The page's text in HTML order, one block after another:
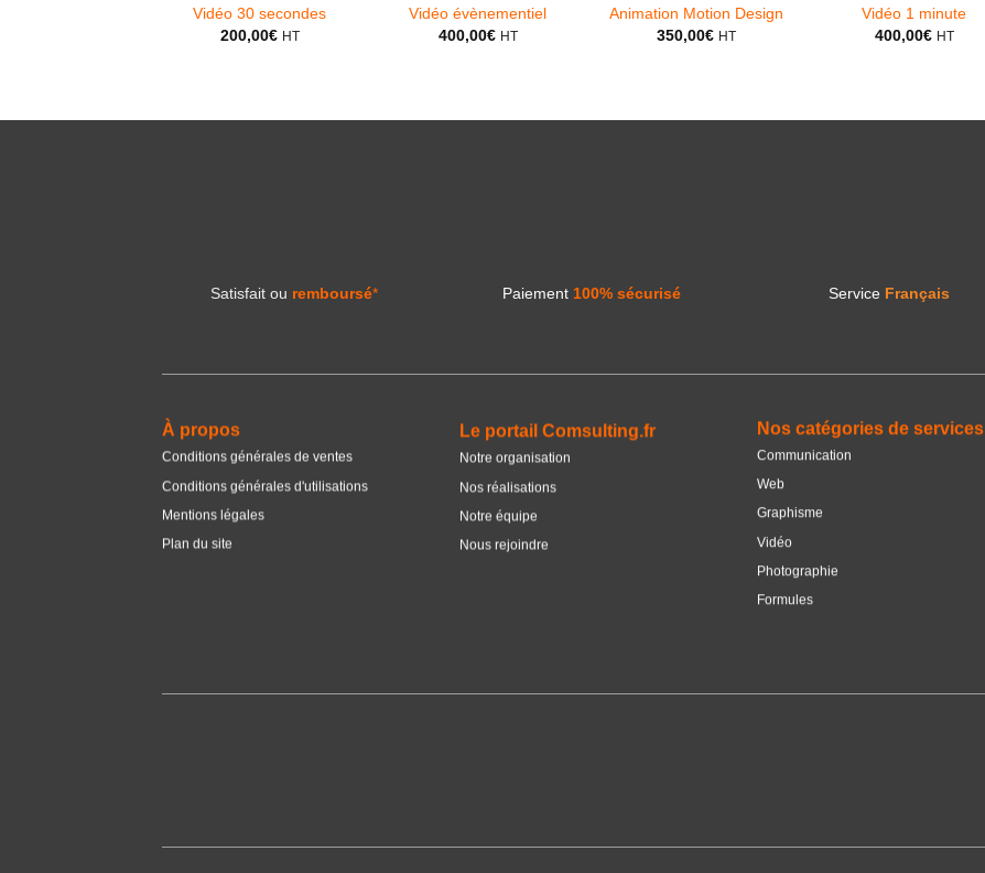
Vidéo 30 secondes
200,00€ HT
Vidéo évènementiel
400,00€ HT
Animation Motion Design
350,00€ HT
Vidéo 1 minute
400,00€ HT
Satisfait ou remboursé* Paiement 100% sécurisé Service Français
À propos
Conditions générales de ventes
Conditions générales d'utilisations
Mentions légales
Plan du site
Le portail Comsulting.fr
Notre organisation
Nos réalisations
Notre équipe
Nous rejoindre
Nos catégories de services
Communication
Web
Graphisme
Vidéo
Photographie
Formules